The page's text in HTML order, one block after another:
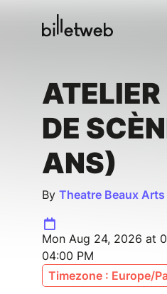
DE
ANS)
By Theatre Beaux Arts
Mon Aug 24, 2026 at
04:00 PM
Timezone : Europe/